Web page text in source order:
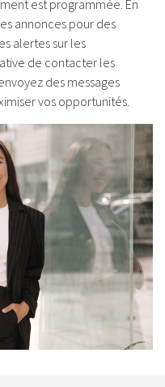
est programmée. En
annonces pour des
alertes sur les
de contacter les
des messages
vos opportunités.